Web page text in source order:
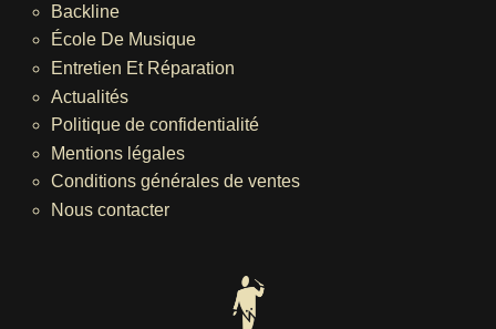
Backline
École De Musique
Entretien Et Réparation
Actualités
Politique de confidentialité
Mentions légales
Conditions générales de ventes
Nous contacter